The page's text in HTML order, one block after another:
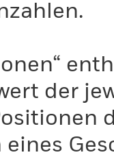
der
eines